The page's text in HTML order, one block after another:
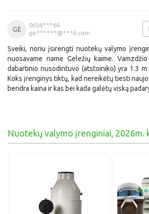
GE
0656***66
ge******@***il.com
Sveiki, noriu įsirengti nuotekų valymo
nuosavame name Geležių kaime.
dabartinio nusodintuvo (atstoiniko) yra 1.3 m
Koks įrenginys tiktų, kad nereikėtų tiesti
bendra kaina ir kas bei kada galėtų viską
Nuotekų valymo įrenginiai, 2026m.